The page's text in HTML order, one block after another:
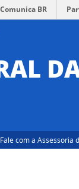
Comunica BR
Fale com a Assessoria